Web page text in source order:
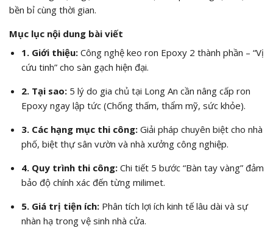
bền bỉ cùng thời gian.
Mục lục nội dung bài viết
1. Giới thiệu:Công nghệ keo ron Epoxy 2 thành phần – “Vị
cứu tinh” cho sàn gạch hiện đại.
2. Tại sao:5 lý do gia chủ tại Long An cần nâng cấp ron
Epoxy ngay lập tức (Chống thấm, thẩm mỹ, sức khỏe).
3. Các hạng mục thi công:Giải pháp chuyên biệt cho nhà
phố, biệt thự sân vườn và nhà xưởng công nghiệp.
4. Quy trình thi công:Chi tiết 5 bước “Bàn tay vàng” đảm
bảo độ chính xác đến từng milimet.
5. Giá trị tiện ích:Phân tích lợi ích kinh tế lâu dài và sự
nhàn hạ trong vệ sinh nhà cửa.